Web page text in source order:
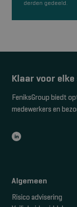
derden gedeeld.
Klaar voor
FeniksGroup biedt
medewerkers en
Algemeen
Risico advisering